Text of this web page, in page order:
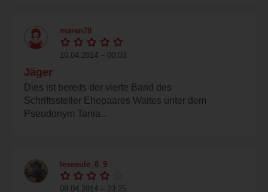
maren78
10.04.2014 – 00:03
Jäger
Dies ist bereits der vierte Band des
Schriftssteller Ehepaares Waites unter dem
Pseudonym Tania...
leseeule_8_9
08.04.2014 – 23:25